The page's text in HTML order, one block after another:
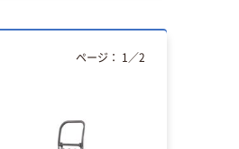
ページ： 1 ／2